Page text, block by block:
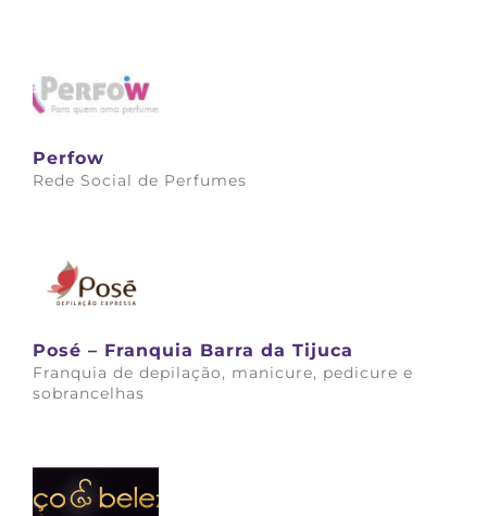
Perfow
Rede Social de Perfumes
Posé – Franquia Barra da Tijuca
Franquia de depilação, manicure, pedicure e
sobrancelhas